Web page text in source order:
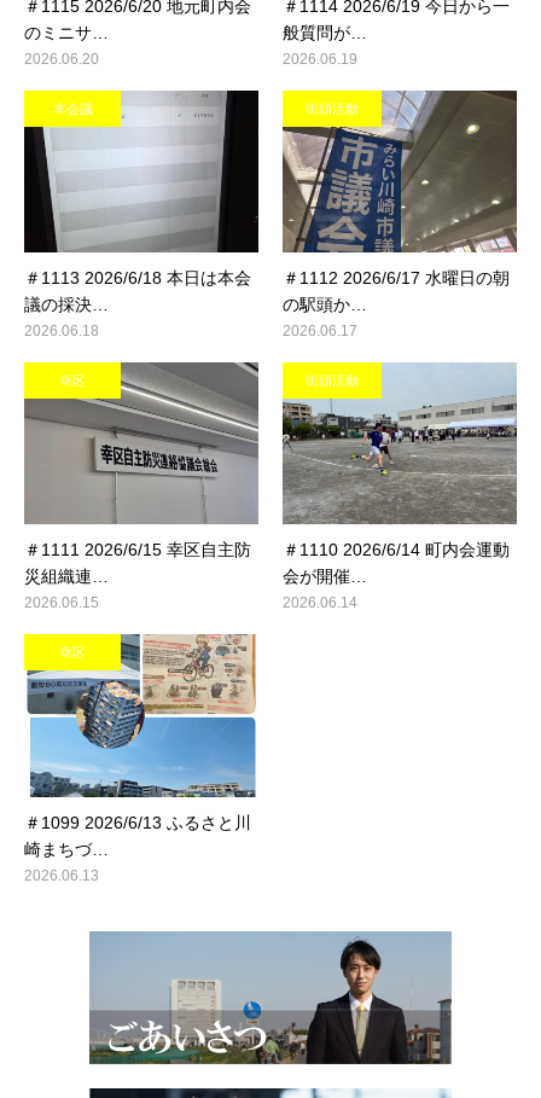
＃1115 2026/6/20 地元町内会
のミニサ…
2026.06.20
＃1114 2026/6/19 今日から一
般質問が…
2026.06.19
本会議
＃1113 2026/6/18 本日は本会
議の採決…
2026.06.18
街頭活動
＃1112 2026/6/17 水曜日の朝
の駅頭か…
2026.06.17
幸区
＃1111 2026/6/15 幸区自主防
災組織連…
2026.06.15
街頭活動
＃1110 2026/6/14 町内会運動
会が開催…
2026.06.14
幸区
＃1099 2026/6/13 ふるさと川
崎まちづ…
2026.06.13